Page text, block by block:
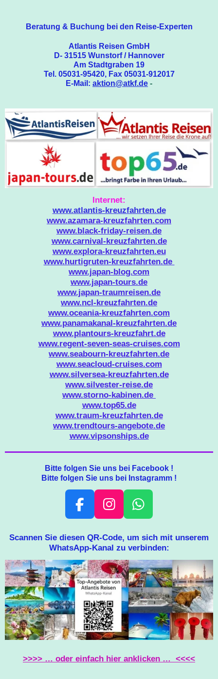
Beratung & Buchung bei den Reise-Experten
Atlantis Reisen GmbH
D- 31515 Wunstorf / Hannover
Am Stadtgraben 19
Tel. 05031-95420, Fax 05031-912017
E-Mail: aktion@atkf.de -
Internet:
www.atlantis-kreuzfahrten.de
www.azamara-kreuzfahrten.com
www.black-friday-reisen.de
www.carnival-kreuzfahrten.de
www.explora-kreuzfahrten.eu
www.hurtigruten-kreuzfahrten.de
www.japan-blog.com
www.japan-tours.de
www.japan-traumreisen.de
www.ncl-kreuzfahrten.de
www.oceania-kreuzfahrten.com
www.panamakanal-kreuzfahrten.de
www.plantours-kreuzfahrt.de
www.regent-seven-seas-cruises.com
www.seabourn-kreuzfahrten.de
www.seacloud-cruises.com
www.silversea-kreuzfahrten.de
www.silvester-reise.de
www.storno-kabinen.de
www.top65.de
www.traum-kreuzfahrten.de
www.trendtours-angebote.de
www.vipsonships.de
Bitte folgen Sie uns bei Facebook !
Bitte folgen Sie uns bei Instagramm !
F
C
E
B
O
O
K
I
S
T
A
G
R
A
M
W
A
T
S
A
P
P
Scannen Sie diesen QR-Code, um sich mit unserem
WhatsApp-Kanal zu verbinden:
>>>> … oder einfach hier anklicken … <<<<